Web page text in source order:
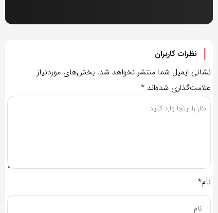
نظرات کاربران
نشانی ایمیل شما منتشر نخواهد شد. بخش‌های موردنیاز
علامت‌گذاری شده‌اند *
نام*